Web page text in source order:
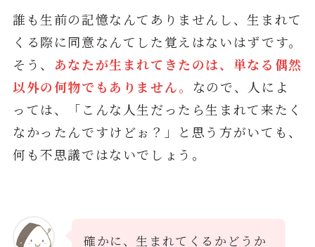
誰も生前の記憶なんてありませんし、生まれて
くる際に同意なんてした覚えはないはずです。
そう、 あなたが生まれてきたのは、単なる偶然
以外の何物でもありません。 なので、人によ
っては、「こんな人生だったら生まれて来たく
なかったんですけどぉ？」と思う方がいても、
何も不思議ではないでしょう。
確かに、生まれてくるかどうか